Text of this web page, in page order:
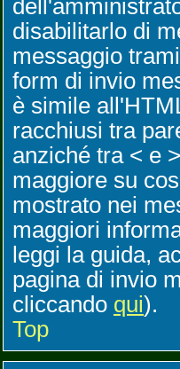
disabilitarlo di
messaggio
form di invio
è simile
racchiusi tra
anziché tra < e
maggiore su
mostrato nei
maggiori
leggi la guida,
pagina di invio
cliccando qui).
Top